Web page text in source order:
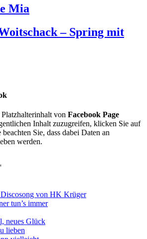
Mia
– Spring mit
Platzhalterinhalt von Facebook Page
Inhalt zuzugreifen, klicken Sie auf
Sie, dass dabei Daten an
werden.
'
von HK Krüger
tun’s immer
neues Glück
lieben